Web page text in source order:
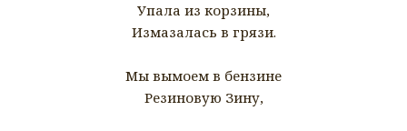
Упала из корзины,
Измазалась в грязи.
Мы вымоем в бензине
Резиновую Зину,